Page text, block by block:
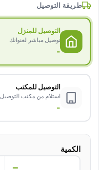
طريقة التوصيل
التوصيل للمنزل
توصيل مباشر لعنوانك
-
التوصيل للمكتب
استلام من مكتب التوصيل
-
الكمية
−